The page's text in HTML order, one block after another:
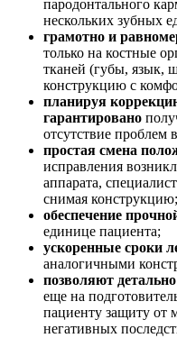
пародонтального
нескольких зубных
грамотно и
только на костные
тканей (губы, язык,
конструкцию с
планируя
гарантировано
отсутствие проблем
простая смена
исправления
аппарата,
снимая конструкцию;
обеспечение
единице пациента;
ускоренные сроки
аналогичными
позволяют
еще на
пациенту защиту от
негативных